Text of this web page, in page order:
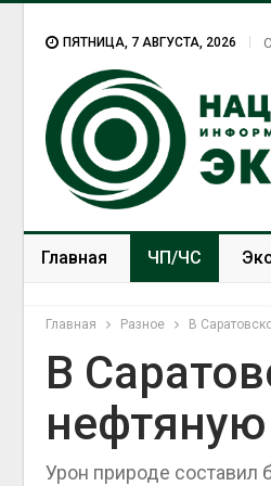
ПЯТНИЦА, 7 АВГУСТА, 2026
Главная ЧП/ЧС
Главная Разное В
В
Урон природе составил